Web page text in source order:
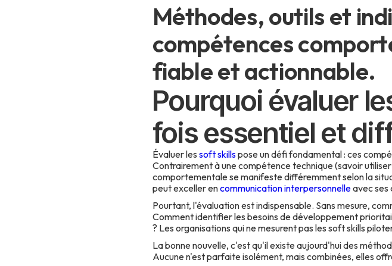
Méthodes, outils et
compétences
fiable et actionnable.
Pourquoi évaluer
fois essentiel et
Évaluer les soft skillspose un défi fondamental : ces
Contrairement à une compétence technique (savoir
comportementale se manifeste différemment selon la
peut exceller encommunication interpersonnelleavec ses
Pourtant, l'évaluation est indispensable. Sans mesure,
Comment identifier les besoins de développement
? Les organisations qui ne mesurent pas les soft skills
La bonne nouvelle, c'est qu'il existe aujourd'hui des
Aucune n'est parfaite isolément, mais combinées, elles